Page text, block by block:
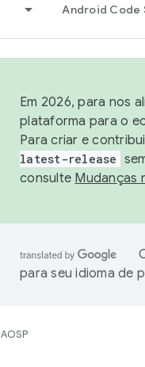
Android Code
Em 2026, para nos
plataforma para o
Para criar e
latest-release
consulte Mudanças
para seu idioma de
AOSP